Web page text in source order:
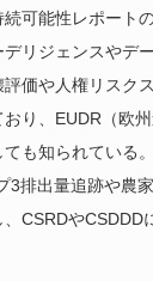
可能性レポート
リジェンスやデ
価や人権リスク
り、EUDR（欧
も知られている
3排出量追跡や農
CSRDやCSDDD